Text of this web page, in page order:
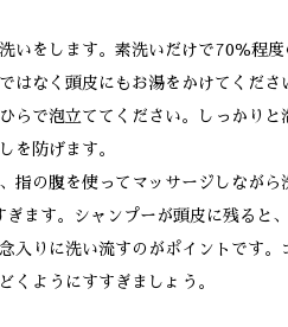
いをします。素洗いだけで70％程度
はなく頭皮にもお湯をかけてくださ
らで泡立ててください。しっかりと
を防げます。
指の腹を使ってマッサージしながら
ぎます。シャンプーが頭皮に残ると
入りに洗い流すのがポイントです。
くようにすすぎましょう。